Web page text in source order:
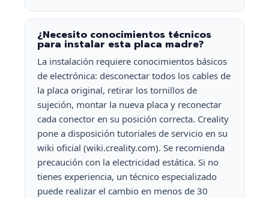
¿Necesito conocimientos técnicos
para instalar esta placa madre?
La instalación requiere conocimientos básicos
de electrónica: desconectar todos los cables de
la placa original, retirar los tornillos de
sujeción, montar la nueva placa y reconectar
cada conector en su posición correcta. Creality
pone a disposición tutoriales de servicio en su
wiki oficial (wiki.creality.com). Se recomienda
precaución con la electricidad estática. Si no
tienes experiencia, un técnico especializado
puede realizar el cambio en menos de 30